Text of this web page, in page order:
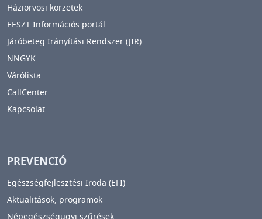
Háziorvosi körzetek
EESZT Információs portál
Járóbeteg Irányítási Rendszer (JIR)
NNGYK
Várólista
CallCenter
Kapcsolat
PREVENCIÓ
Egészségfejlesztési Iroda (EFI)
Aktualitások, programok